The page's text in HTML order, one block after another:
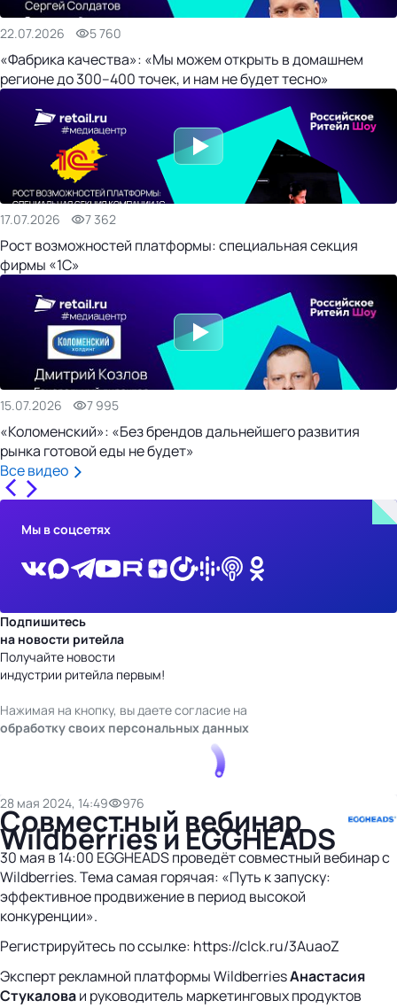
22.07.2026 5 760
«Фабрика качества»: «Мы можем открыть в домашнем
регионе до 300–400 точек, и нам не будет тесно»
17.07.2026 7 362
Рост возможностей платформы: специальная секция
фирмы «1С»
15.07.2026 7 995
«Коломенский»: «Без брендов дальнейшего развития
рынка готовой еды не будет»
Все видео
Мы в соцсетях
Подпишитесь
на новости ритейла
Получайте новости
индустрии ритейла первым!
Нажимая на кнопку, вы даете согласие на
обработку своих персональных данных
28 мая 2024, 14:49 976
Совместный вебинар
Wildberries и EGGHEADS
30 мая в 14:00 EGGHEADS проведёт совместный вебинар с
Wildberries. Тема самая горячая: «Путь к запуску:
эффективное продвижение в период высокой
конкуренции».
Регистрируйтесь по ссылке: https://clck.ru/3AuaoZ
Эксперт рекламной платформы WildberriesАнастасия
Стукаловаи руководитель маркетинговых продуктов